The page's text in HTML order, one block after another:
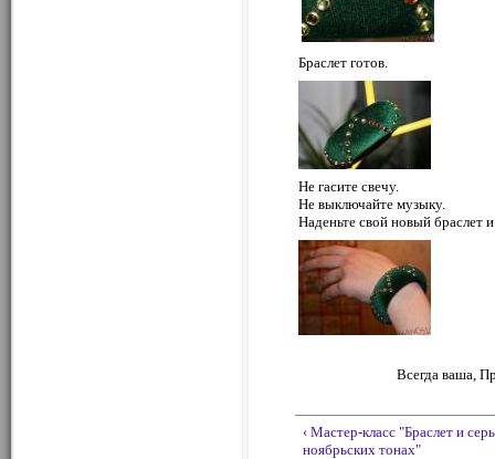
Браслет готов.
Не гасите свечу.
Не выключайте музыку.
Наденьте свой новый браслет
Всегда ваша,
‹ Мастер-класс "Браслет и
ноябрьских тонах"